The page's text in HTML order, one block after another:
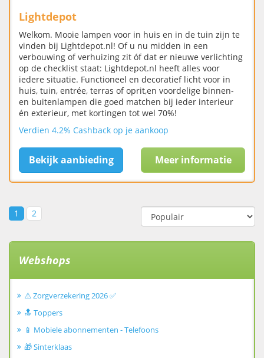
Lightdepot
Welkom. Mooie lampen voor in huis en in de tuin zijn te
vinden bij Lightdepot.nl! Of u nu midden in een
verbouwing of verhuizing zit óf dat er nieuwe verlichting
op de checklist staat: Lightdepot.nl heeft alles voor
iedere situatie. Functioneel en decoratief licht voor in
huis, tuin, entrée, terras of oprit,en voordelige binnen-
en buitenlampen die goed matchen bij ieder interieur
én exterieur, met kortingen tot wel 70%!
Verdien 4.2% Cashback op je aankoop
Bekijk aanbieding Meer informatie
1 2
Webshops
⚠️ Zorgverzekering 2026 ✅
🔝 Toppers
📱 Mobiele abonnementen - Telefoons
🎁 Sinterklaas